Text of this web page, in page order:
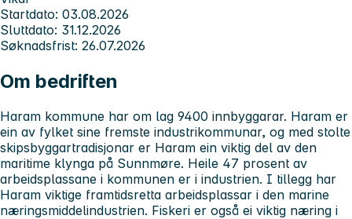
Startdato: 03.08.2026
Sluttdato: 31.12.2026
Søknadsfrist: 26.07.2026
Om bedriften
Haram kommune har om lag 9400 innbyggarar. Haram er
ein av fylket sine fremste industrikommunar, og med stolte
skipsbyggartradisjonar er Haram ein viktig del av den
maritime klynga på Sunnmøre. Heile 47 prosent av
arbeidsplassane i kommunen er i industrien. I tillegg har
Haram viktige framtidsretta arbeidsplassar i den marine
næringsmiddelindustrien. Fiskeri er også ei viktig næring i